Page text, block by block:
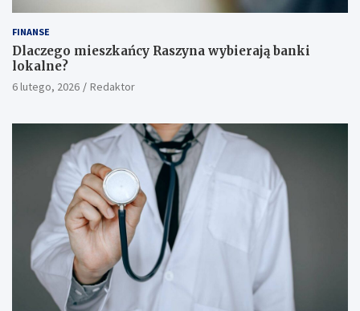
FINANSE
Dlaczego mieszkańcy Raszyna wybierają banki
lokalne?
6 lutego, 2026 Redaktor